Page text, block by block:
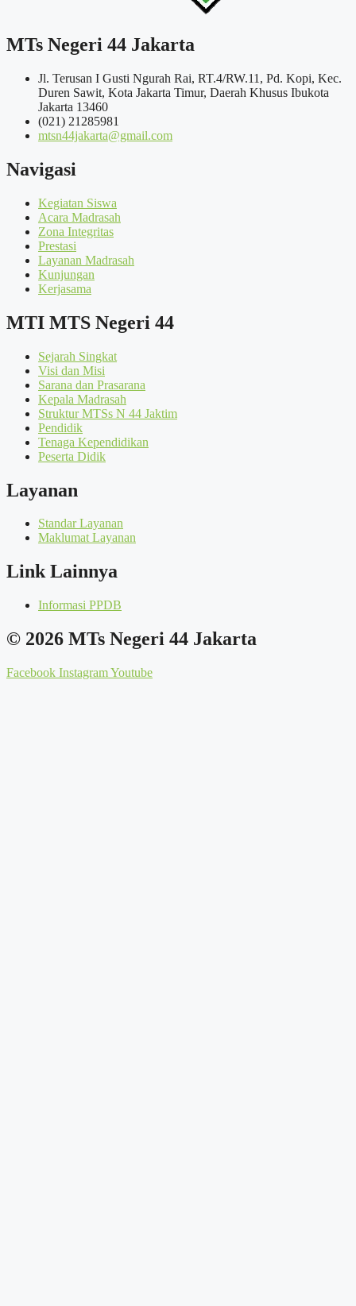
MTs Negeri 44 Jakarta
Jl. Terusan I Gusti Ngurah Rai, RT.4/RW.11, Pd. Kopi, Kec.
Duren Sawit, Kota Jakarta Timur, Daerah Khusus Ibukota
Jakarta 13460
(021) 21285981
mtsn44jakarta@gmail.com
Navigasi
Kegiatan Siswa
Acara Madrasah
Zona Integritas
Prestasi
Layanan Madrasah
Kunjungan
Kerjasama
MTI MTS Negeri 44
Sejarah Singkat
Visi dan Misi
Sarana dan Prasarana
Kepala Madrasah
Struktur MTSs N 44 Jaktim
Pendidik
Tenaga Kependidikan
Peserta Didik
Layanan
Standar Layanan
Maklumat Layanan
Link Lainnya
Informasi PPDB
© 2026 MTs Negeri 44 Jakarta
Facebook InstagramYoutube